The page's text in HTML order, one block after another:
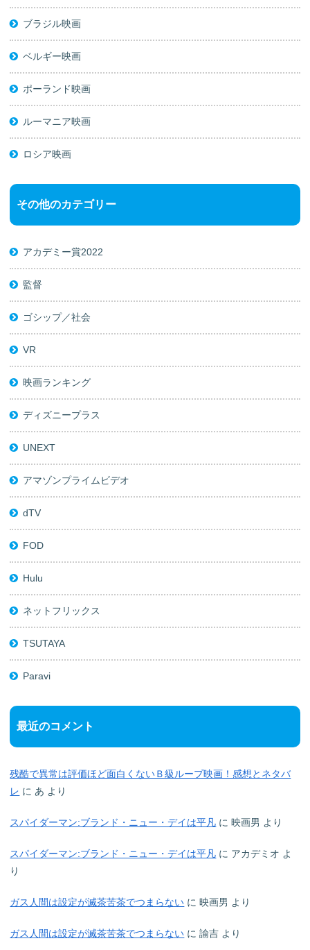
ブラジル映画
ベルギー映画
ポーランド映画
ルーマニア映画
ロシア映画
その他のカテゴリー
アカデミー賞2022
監督
ゴシップ／社会
VR
映画ランキング
ディズニープラス
UNEXT
アマゾンプライムビデオ
dTV
FOD
Hulu
ネットフリックス
TSUTAYA
Paravi
最近のコメント
残酷で異常は評価ほど面白くないＢ級ループ映画！感想とネタバ
レ にあ より
スパイダーマン:ブランド・ニュー・デイは平凡 に映画男 より
スパイダーマン:ブランド・ニュー・デイは平凡 に アカデミオ よ
り
ガス人間は設定が滅茶苦茶でつまらない に映画男 より
ガス人間は設定が滅茶苦茶でつまらない に諭吉 より